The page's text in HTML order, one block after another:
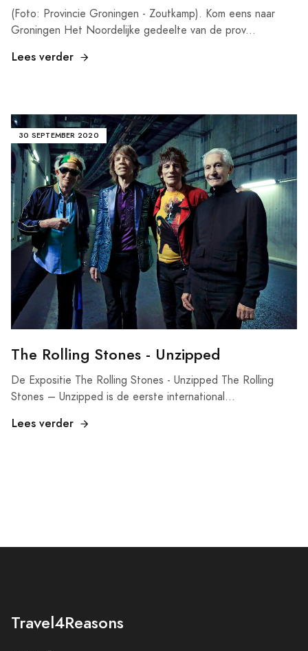
(Foto: Provincie Groningen - Zoutkamp). Kom eens naar
Groningen Het Noordelijke gedeelte van de prov...
Lees verder
30 SEPTEMBER 2020
The Rolling Stones - Unzipped
De Expositie The Rolling Stones - Unzipped The Rolling
Stones – Unzipped is de eerste international...
Lees verder
Travel4Reasons